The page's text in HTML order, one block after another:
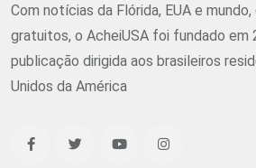
Com notícias da Flórida, EUA e
gratuitos, o AcheiUSA foi fundado em
publicação dirigida aos brasileiros
Unidos da América